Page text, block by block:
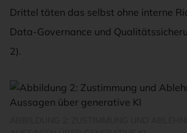
Drittel täten das selbst ohne interne
Data-Governance und
2).